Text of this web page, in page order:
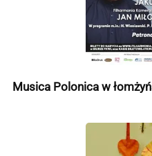
Musica Polonica w